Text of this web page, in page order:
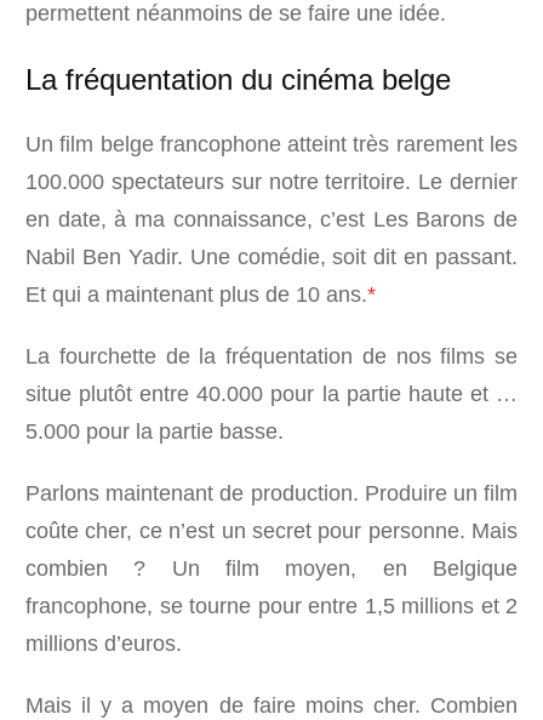
permettent néanmoins de se faire une idée.
La fréquentation du cinéma belge
Un film belge francophone atteint très rarement les
100.000 spectateurs sur notre territoire. Le dernier
en date, à ma connaissance, c’est Les Barons de
Nabil Ben Yadir. Une comédie, soit dit en passant.
Et qui a maintenant plus de 10 ans.*
La fourchette de la fréquentation de nos films se
situe plutôt entre 40.000 pour la partie haute et …
5.000 pour la partie basse.
Parlons maintenant de production. Produire un film
coûte cher, ce n’est un secret pour personne. Mais
combien ? Un film moyen, en Belgique
francophone, se tourne pour entre 1,5 millions et 2
millions d’euros.
Mais il y a moyen de faire moins cher. Combien